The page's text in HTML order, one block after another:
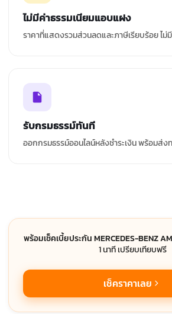
ไม่มีค่าธรรมเนียมแอบแฝง
ราคาที่แสดงรวมส่วนลดและภาษีเรียบร้อย ไม่
รับกรมธรรม์ทันที
ออกกรมธรรม์ออนไลน์หลังชำระเงิน พร้อมส่ง
พร้อมเช็คเบี้ยประกัน MERCEDES-BENZ
1 นาที เปรียบเทียบฟรี
เช็คราคาเลย